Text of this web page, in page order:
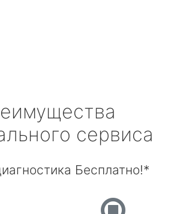
сервиса
Бесплатно!*